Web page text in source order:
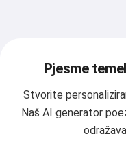
Pjesme
Stvorite
Naš AI generator